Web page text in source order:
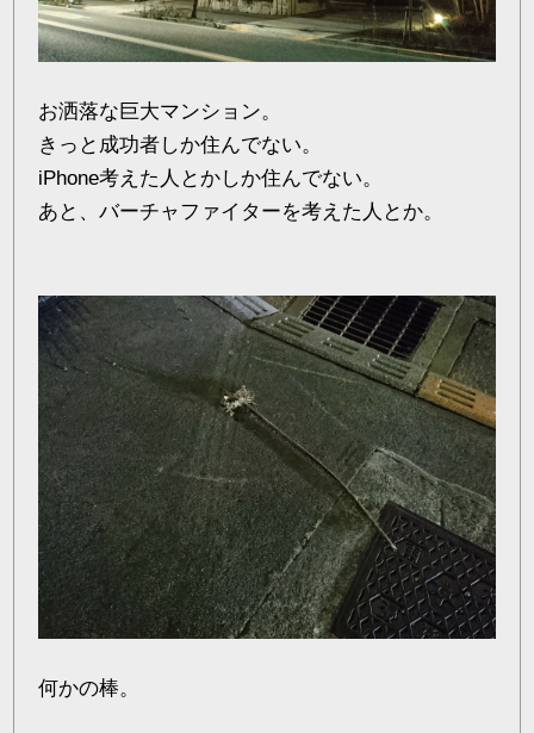
お洒落な巨大マンション。
きっと成功者しか住んでない。
iPhone考えた人とかしか住んでない。
あと、バーチャファイターを考えた人とか。
何かの棒。